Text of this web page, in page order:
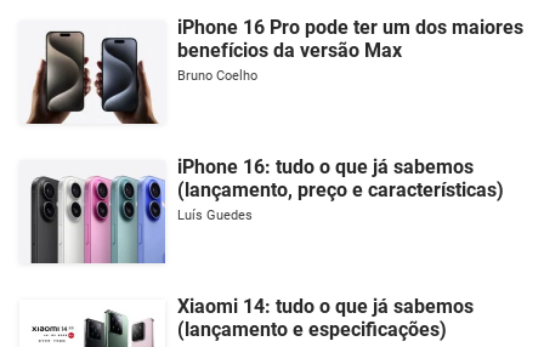
iPhone 16 Pro pode ter um dos maiores
benefícios da versão Max
Bruno Coelho
iPhone 16: tudo o que já sabemos
(lançamento, preço e características)
Luís Guedes
Xiaomi 14: tudo o que já sabemos
(lançamento e especificações)